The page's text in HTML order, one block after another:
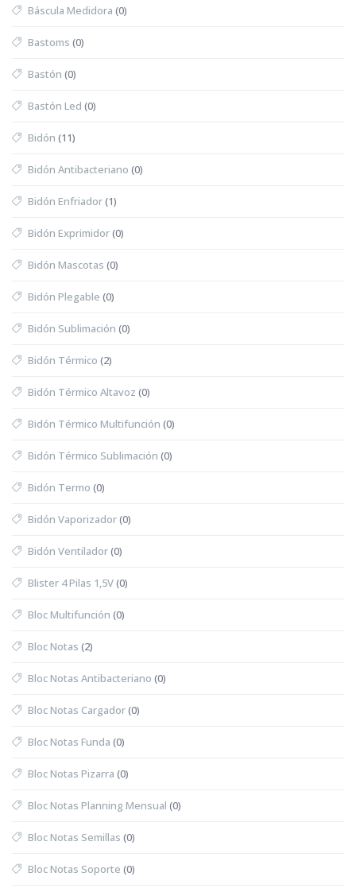
Báscula Medidora (0)
Bastoms (0)
Bastón (0)
Bastón Led (0)
Bidón (11)
Bidón Antibacteriano (0)
Bidón Enfriador(1)
Bidón Exprimidor(0)
Bidón Mascotas (0)
Bidón Plegable (0)
Bidón Sublimación (0)
Bidón Térmico (2)
Bidón Térmico Altavoz (0)
Bidón Térmico Multifunción (0)
Bidón Térmico Sublimación (0)
Bidón Termo (0)
Bidón Vaporizador(0)
Bidón Ventilador(0)
Blister 4 Pilas 1,5V(0)
Bloc Multifunción (0)
Bloc Notas (2)
Bloc Notas Antibacteriano (0)
Bloc Notas Cargador(0)
Bloc Notas Funda (0)
Bloc Notas Pizarra (0)
Bloc Notas Planning Mensual (0)
Bloc Notas Semillas (0)
Bloc Notas Soporte (0)